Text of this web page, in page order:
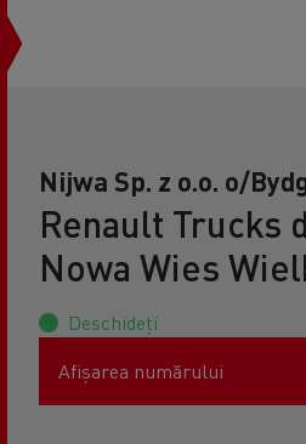
Nijwa Sp. z o.o. o/
Renault Trucks
Nowa Wies
Deschideți
Afișarea numărului